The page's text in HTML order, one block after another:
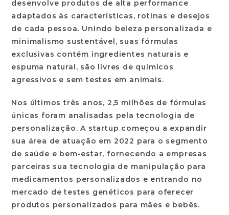
desenvolve produtos de alta performance
adaptados às características, rotinas e desejos
de cada pessoa. Unindo beleza personalizada e
minimalismo sustentável, suas fórmulas
exclusivas contém ingredientes naturais e
espuma natural, são livres de químicos
agressivos e sem testes em animais.
Nos últimos três anos, 2,5 milhões de fórmulas
únicas foram analisadas pela tecnologia de
personalização. A startup começou a expandir
sua área de atuação em 2022 para o segmento
de saúde e bem-estar, fornecendo a empresas
parceiras sua tecnologia de manipulação para
medicamentos personalizados e entrando no
mercado de testes genéticos para oferecer
produtos personalizados para mães e bebês.